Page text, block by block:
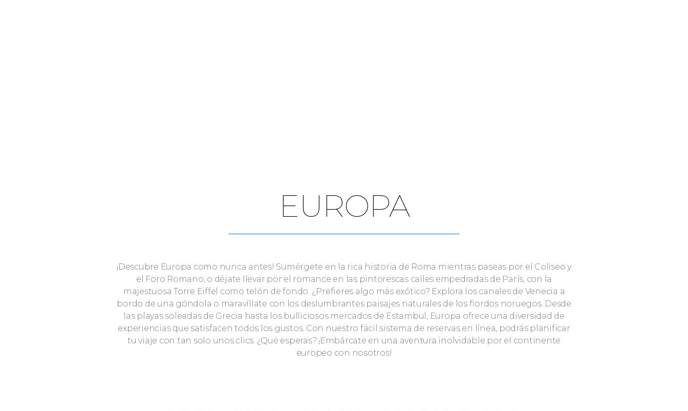
EUROPA
¡Descubre Europa como nunca antes! Sumérgete en la rica historia de Roma mientras paseas por el Coliseo y
el Foro Romano, o déjate llevar por el romance en las pintorescas calles empedradas de París, con la
majestuosa Torre Eiffel como telón de fondo. ¿Prefieres algo más exótico? Explora los canales de Venecia a
bordo de una góndola o maravíllate con los deslumbrantes paisajes naturales de los fiordos noruegos. Desde
las playas soleadas de Grecia hasta los bulliciosos mercados de Estambul, Europa ofrece una diversidad de
experiencias que satisfacen todos los gustos. Con nuestro fácil sistema de reservas en línea, podrás planificar
tu viaje con tan solo unos clics. ¿Qué esperas? ¡Embárcate en una aventura inolvidable por el continente
europeo con nosotros!